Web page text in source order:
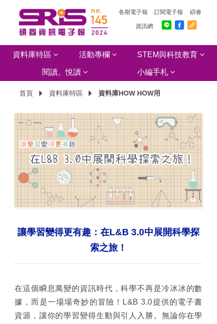
各期電子報 訂閱電子報 碩睿
資訊網
資料庫特區 活動專欄 STEM與科技教育
閱讀。悅讀 小編手札
首頁 資料庫特區 資料庫HOW HOW用
讓學習變得更有趣：在L&B 3.0中展開科學探
索之旅！
在這個瞬息萬變的資訊時代，科學不再是冷冰冰的數
據，而是一場場奇妙的冒險！L&B 3.0提供的電子書
資源，讓你的學習變得生動與引人入勝。無論你在學